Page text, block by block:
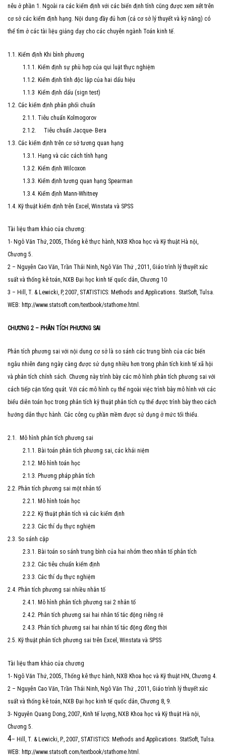
nêu ở phần 1. Ngoài ra các kiểm định với các biến định tính cũng được xem xét trên
cơ sở các kiểm định hạng. Nội dung đầy đủ hơn (cả cơ sở lý thuyết và kỹ năng) có
thể tìm ở các tài liệu giảng dạy cho các chuyên ngành Toán kinh tế.
1.1. Kiểm định Khi bình phương
1.1.1. Kiểm định sự phù hợp của qui luật thực nghiệm
1.1.2. Kiểm định tính độc lập của hai dấu hiệu
1.1.3 Kiểm định dấu (sign test)
1.2. Các kiểm định phân phối chuẩn
2.1.1. Tiêu chuẩn Kolmogorov
2.1.2. Tiêu chuẩn Jacque- Bera
1.3. Các kiểm định trên cơ sở tương quan hạng
1.3.1. Hạng và các cách tính hạng
1.3.2. Kiểm định Wilcoxon
1.3.3. Kiểm định tương quan hạng Spearman
1.3.4. Kiểm định Mann-Whitney
1.4. Kỹ thuật kiểm định trên Excel, Winstata và SPSS
Tài liệu tham khảo của chương:
1- Ngô Văn Thứ, 2005, Thống kê thực hành, NXB Khoa học và Kỹ thuật Hà nội,
Chương 5.
2 – Nguyễn Cao Văn, Trần Thái Ninh, Ngô Văn Thứ , 2011, Giáo trình lý thuyết xác
suất và thống kê toán, NXB Đại học kinh tế quốc dân, Chương 10
3 – Hill, T. & Lewicki, P, 2007, STATISTICS: Methods and Applications. StatSoft, Tulsa.
WEB: http://www.statsoft.com/textbook/stathome.html.
CHƯƠNG 2 – PHÂN TÍCH PHƯƠNG SAI
Phân tích phương sai với nội dung cơ sở là so sánh các trung bình của các biến
ngẫu nhiên đang ngày càng được sử dụng nhiều hơn trong phân tích kinh tế xã hội
và phân tích chính sách. Chương này trình bày các mô hình phân tích phương sai với
cách tiếp cận tổng quát. Với các mô hình cụ thể ngoài việc trình bày mô hình với các
biểu diễn toán học trong phân tích kỹ thuật phân tích cụ thể được trình bày theo cách
hướng dẫn thực hành. Các công cụ phần mềm được sử dụng ở mức tối thiểu.
2.1. Mô hình phân tích phương sai
2.1.1. Bài toán phân tích phương sai, các khái niệm
2.1.2. Mô hình toán học
2.1.3. Phương pháp phân tích
2.2. Phân tích phương sai một nhân tố
2.2.1. Mô hình toán học
2.2.2. Kỹ thuật phân tích và các kiểm định
2.2.3. Các thí dụ thực nghiệm
2.3. So sánh cặp
2.3.1. Bài toán so sánh trung bình của hai nhóm theo nhân tố phân tích
2.3.2. Các tiêu chuẩn kiểm định
2.3.3. Các thí dụ thực nghiệm
2.4. Phân tích phương sai nhiều nhân tố
2.4.1. Mô hình phân tích phương sai 2 nhân tố
2.4.2. Phân tích phương sai hai nhân tố tác động riêng rẽ
2.4.3. Phân tích phương sai hai nhân tố tác động đồng thời
2.5. Kỹ thuật phân tích phương sai trên Excel, Winstata và SPSS
Tài liệu tham khảo của chương
1- Ngô Văn Thứ, 2005, Thống kê thực hành, NXB Khoa học và Kỹ thuật HN, Chương 4.
2 – Nguyễn Cao Văn, Trần Thái Ninh, Ngô Văn Thứ , 2011, Giáo trình lý thuyết xác
suất và thống kê toán, NXB Đại học kinh tế quốc dân, Chương 8, 9.
3- Nguyễn Quang Dong, 2007, Kinh tế lượng, NXB Khoa học và Kỹ thuật Hà nội,
Chương 5.
4– Hill, T. & Lewicki, P., 2007, STATISTICS: Methods and Applications. StatSoft, Tulsa.
WEB: http://www.statsoft.com/textbook/stathome.html.